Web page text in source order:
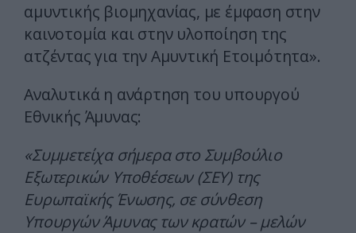
αμυντικής βιομηχανίας, με έμφαση στην
καινοτομία και στην υλοποίηση της
ατζέντας για την Αμυντική Ετοιμότητα».
Αναλυτικά η ανάρτηση του υπουργού
Εθνικής Άμυνας:
«Συμμετείχα σήμερα στο Συμβούλιο
Εξωτερικών Υποθέσεων (ΣΕΥ) της
Ευρωπαϊκής Ένωσης, σε σύνθεση
Υπουργών Άμυνας των κρατών – μελών